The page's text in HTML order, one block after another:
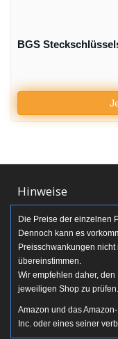
BGS
Hinweise
Die Preise der einzelnen
Dennoch kann es
Preisschwankungen
übereinstimmen.
Wir empfehlen daher,
jeweiligen Shop zu prüfen.
Amazon und das
Inc. oder eines seiner